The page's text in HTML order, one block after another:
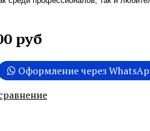
руб
Оформление через